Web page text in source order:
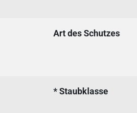
Art des Schutzes
* Staubklasse